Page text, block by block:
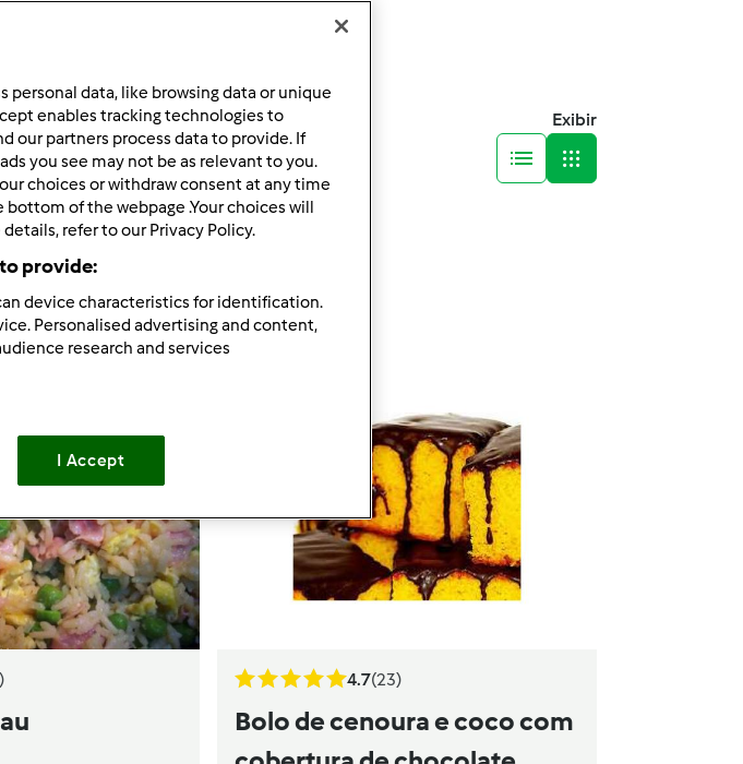
Ordenar por:
Predefinido
Exibir
4.7(23)
Bolo de cenoura e coco com
personal data, like browsing data or unique
enables tracking technologies to
our partners process data to provide. If
you see may not be as relevant to you.
choices or withdraw consent at any time
of the webpage .Your choices will
refer to our Privacy Policy.
provide:
device characteristics for identification.
Personalised advertising and content,
research and services
I Accept